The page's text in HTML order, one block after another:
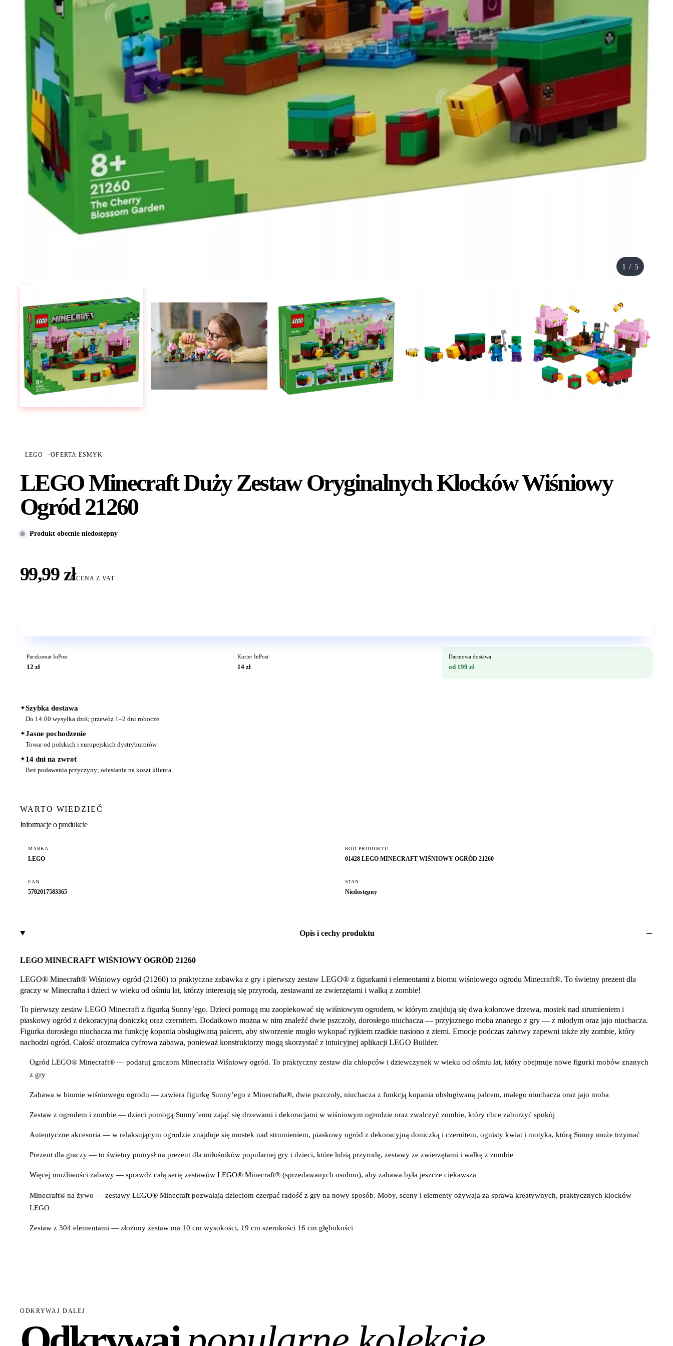
1 / 5
LEGO ·OFERTA ESMYK
LEGO Minecraft Duży Zestaw Oryginalnych Klocków Wiśniowy
Ogród 21260
Produkt obecnie niedostępny
99,99 złCENA Z VAT
Paczkomat InPost
12 zł
Kurier InPost
14 zł
Darmowa dostawa
od 199 zł
✦Szybka dostawa
Do 14:00 wysyłka dziś; przewóz 1–2 dni robocze
✦Jasne pochodzenie
Towar od polskich i europejskich dystrybutorów
✦14 dni na zwrot
Bez podawania przyczyny; odesłanie na koszt klienta
WARTO WIEDZIEĆ
Informacje o produkcie
MARKA
LEGO
KOD PRODUKTU
01428 LEGO MINECRAFT WIŚNIOWY OGRÓD 21260
EAN
5702017583365
STAN
Niedostępny
Opis i cechy produktu
LEGO MINECRAFT WIŚNIOWY OGRÓD 21260
LEGO® Minecraft® Wiśniowy ogród (21260) to praktyczna zabawka z gry i pierwszy zestaw LEGO® z figurkami i elementami z biomu wiśniowego ogrodu Minecraft®. To świetny prezent dla
graczy w Minecrafta i dzieci w wieku od ośmiu lat, którzy interesują się przyrodą, zestawami ze zwierzętami i walką z zombie!
To pierwszy zestaw LEGO Minecraft z figurką Sunny’ego. Dzieci pomogą mu zaopiekować się wiśniowym ogrodem, w którym znajdują się dwa kolorowe drzewa, mostek nad strumieniem i
piaskowy ogród z dekoracyjną doniczką oraz czernitem. Dodatkowo można w nim znaleźć dwie pszczoły, dorosłego niuchacza — przyjaznego moba znanego z gry — z młodym oraz jajo niuchacza.
Figurka dorosłego niuchacza ma funkcję kopania obsługiwaną palcem, aby stworzenie mogło wykopać ryjkiem rzadkie nasiono z ziemi. Emocje podczas zabawy zapewni także zły zombie, który
nachodzi ogród. Całość urozmaica cyfrowa zabawa, ponieważ konstruktorzy mogą skorzystać z intuicyjnej aplikacji LEGO Builder.
Ogród LEGO® Minecraft® — podaruj graczom Minecrafta Wiśniowy ogród. To praktyczny zestaw dla chłopców i dziewczynek w wieku od ośmiu lat, który obejmuje nowe figurki mobów znanych
z gry
Zabawa w biomie wiśniowego ogrodu — zawiera figurkę Sunny’ego z Minecrafta®, dwie pszczoły, niuchacza z funkcją kopania obsługiwaną palcem, małego niuchacza oraz jajo moba
Zestaw z ogrodem i zombie — dzieci pomogą Sunny’emu zająć się drzewami i dekoracjami w wiśniowym ogrodzie oraz zwalczyć zombie, który chce zaburzyć spokój
Autentyczne akcesoria — w relaksującym ogrodzie znajduje się mostek nad strumieniem, piaskowy ogród z dekoracyjną doniczką i czernitem, ognisty kwiat i motyka, którą Sunny może trzymać
Prezent dla graczy — to świetny pomysł na prezent dla miłośników popularnej gry i dzieci, które lubią przyrodę, zestawy ze zwierzętami i walkę z zombie
Więcej możliwości zabawy — sprawdź całą serię zestawów LEGO® Minecraft® (sprzedawanych osobno), aby zabawa była jeszcze ciekawsza
Minecraft® na żywo — zestawy LEGO® Minecraft pozwalają dzieciom czerpać radość z gry na nowy sposób. Moby, sceny i elementy ożywają za sprawą kreatywnych, praktycznych klocków
LEGO
Zestaw z 304 elementami — złożony zestaw ma 10 cm wysokości, 19 cm szerokości 16 cm głębokości
ODKRYWAJ DALEJ